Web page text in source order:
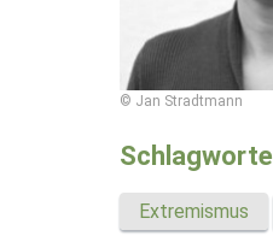
© Jan Stradtmann
Schlagworte
Extremismus